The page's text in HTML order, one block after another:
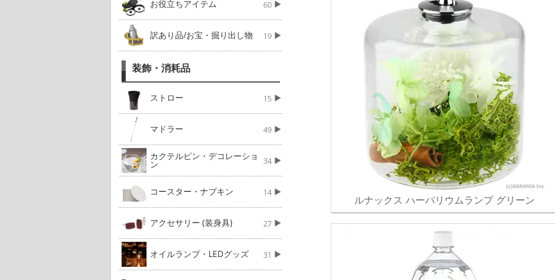
お役立ちアイテム 60
訳あり品/お宝・掘り出し物 19
装飾・消耗品
ストロー 15
マドラー 49
カクテルピン・デコレーショ
ン 34
コースター・ナプキン 14
アクセサリー (装身具) 27
オイルランプ・LEDグッズ 31
ルナックス ハーバリウムランプ グリーン